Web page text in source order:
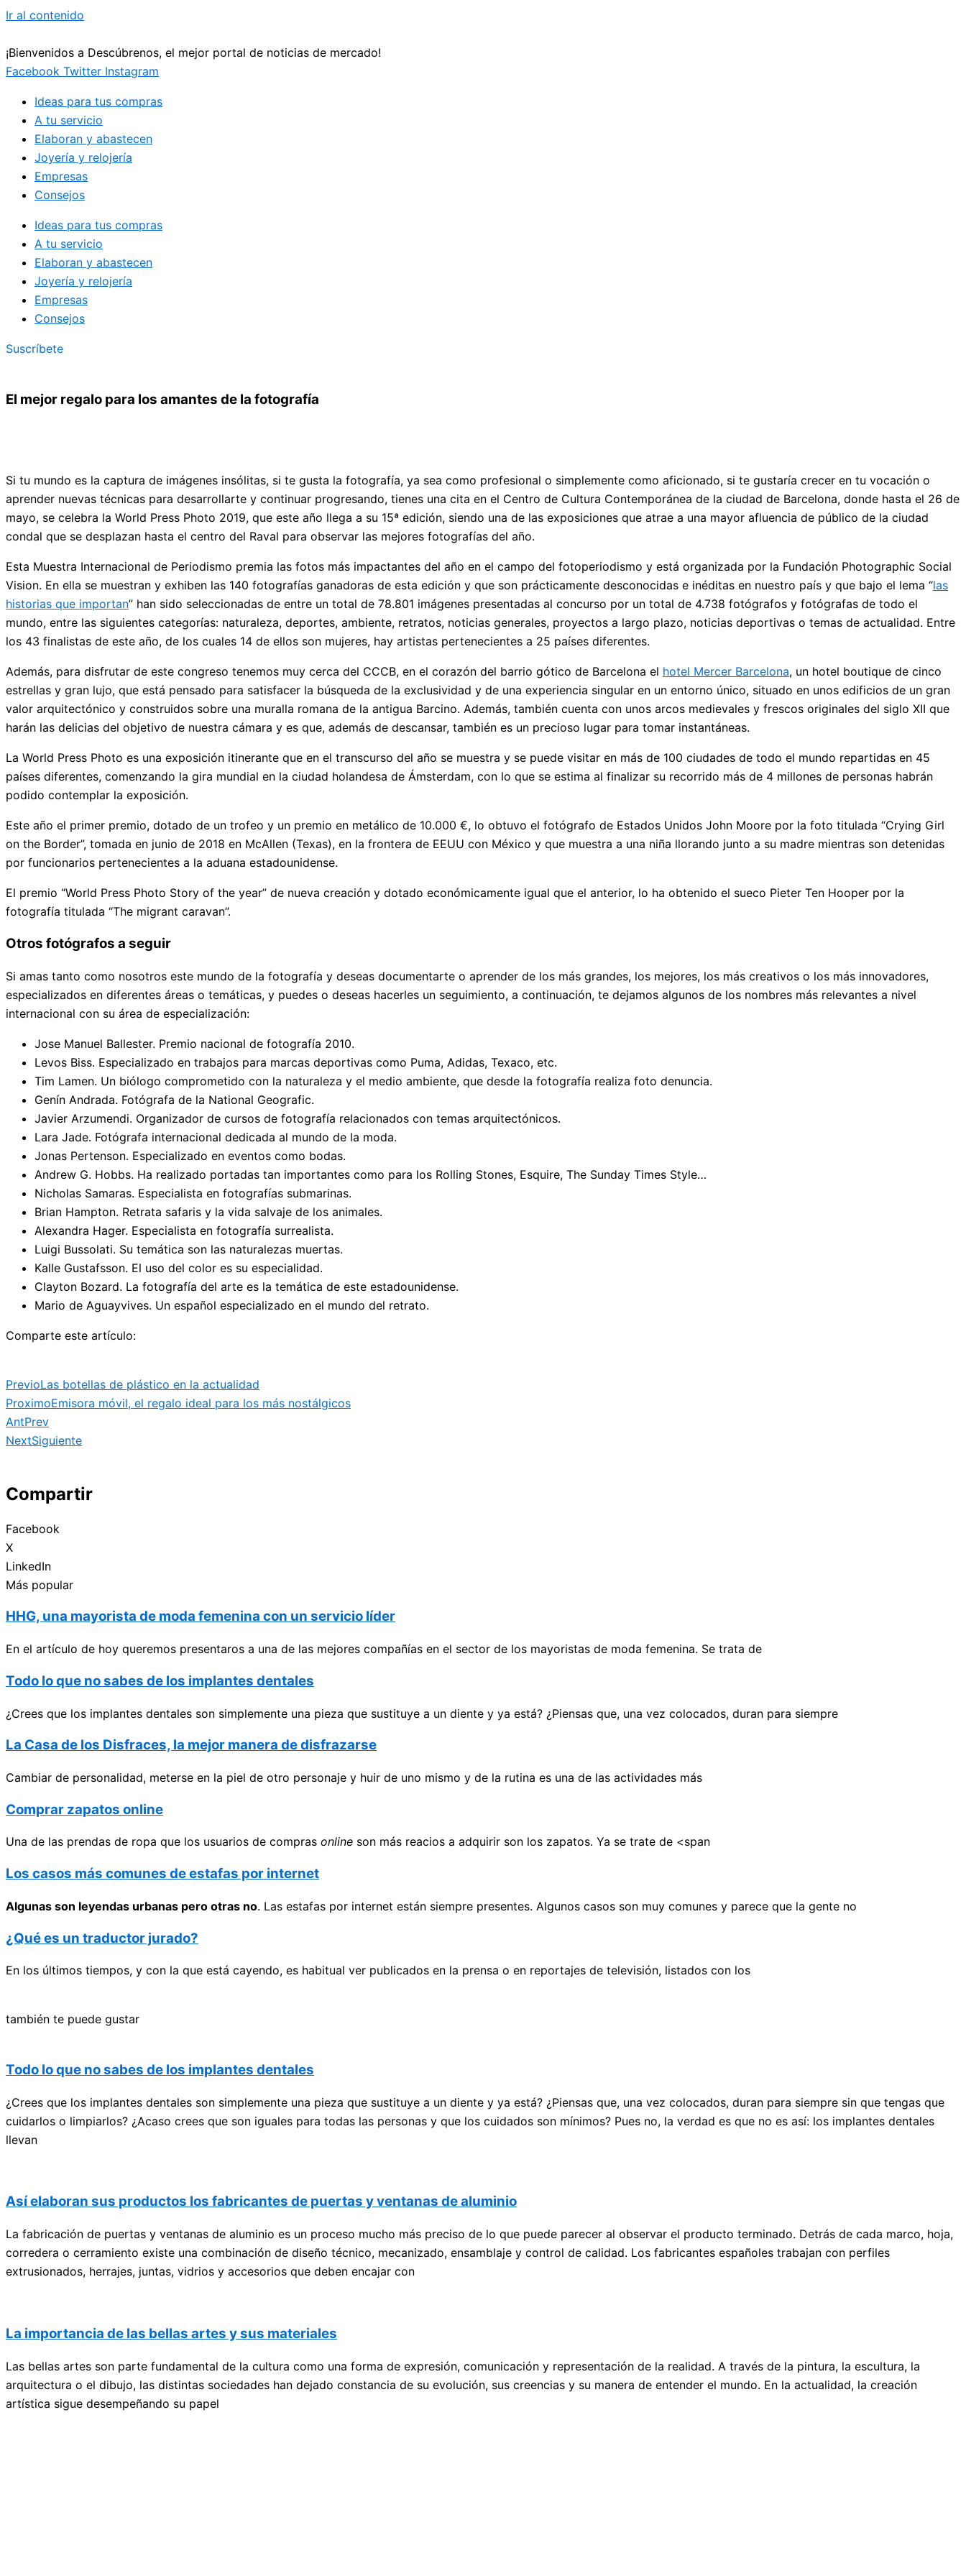
Ir al contenido
¡Bienvenidos a Descúbrenos, el mejor portal de noticias de mercado!
Facebook Twitter Instagram
Ideas para tus compras
A tu servicio
Elaboran y abastecen
Joyería y relojería
Empresas
Consejos
Ideas para tus compras
A tu servicio
Elaboran y abastecen
Joyería y relojería
Empresas
Consejos
Suscríbete
El mejor regalo para los amantes de la fotografía
Si tu mundo es la captura de imágenes insólitas, si te gusta la fotografía, ya sea como profesional o simplemente como aficionado, si te gustaría crecer en tu vocación o
aprender nuevas técnicas para desarrollarte y continuar progresando, tienes una cita en el Centro de Cultura Contemporánea de la ciudad de Barcelona, donde hasta el 26 de
mayo, se celebra la World Press Photo 2019, que este año llega a su 15ª edición, siendo una de las exposiciones que atrae a una mayor afluencia de público de la ciudad
condal que se desplazan hasta el centro del Raval para observar las mejores fotografías del año.
Esta Muestra Internacional de Periodismo premia las fotos más impactantes del año en el campo del fotoperiodismo y está organizada por la Fundación Photographic Social
Vision. En ella se muestran y exhiben las 140 fotografías ganadoras de esta edición y que son prácticamente desconocidas e inéditas en nuestro país y que bajo el lema “las
historias que importan” han sido seleccionadas de entre un total de 78.801 imágenes presentadas al concurso por un total de 4.738 fotógrafos y fotógrafas de todo el
mundo, entre las siguientes categorías: naturaleza, deportes, ambiente, retratos, noticias generales, proyectos a largo plazo, noticias deportivas o temas de actualidad. Entre
los 43 finalistas de este año, de los cuales 14 de ellos son mujeres, hay artistas pertenecientes a 25 países diferentes.
Además, para disfrutar de este congreso tenemos muy cerca del CCCB, en el corazón del barrio gótico de Barcelona el hotel Mercer Barcelona, un hotel boutique de cinco
estrellas y gran lujo, que está pensado para satisfacer la búsqueda de la exclusividad y de una experiencia singular en un entorno único, situado en unos edificios de un gran
valor arquitectónico y construidos sobre una muralla romana de la antigua Barcino. Además, también cuenta con unos arcos medievales y frescos originales del siglo XII que
harán las delicias del objetivo de nuestra cámara y es que, además de descansar, también es un precioso lugar para tomar instantáneas.
La World Press Photo es una exposición itinerante que en el transcurso del año se muestra y se puede visitar en más de 100 ciudades de todo el mundo repartidas en 45
países diferentes, comenzando la gira mundial en la ciudad holandesa de Ámsterdam, con lo que se estima al finalizar su recorrido más de 4 millones de personas habrán
podido contemplar la exposición.
Este año el primer premio, dotado de un trofeo y un premio en metálico de 10.000 €, lo obtuvo el fotógrafo de Estados Unidos John Moore por la foto titulada “Crying Girl
on the Border”, tomada en junio de 2018 en McAllen (Texas), en la frontera de EEUU con México y que muestra a una niña llorando junto a su madre mientras son detenidas
por funcionarios pertenecientes a la aduana estadounidense.
El premio “World Press Photo Story of the year” de nueva creación y dotado económicamente igual que el anterior, lo ha obtenido el sueco Pieter Ten Hooper por la
fotografía titulada “The migrant caravan”.
Otros fotógrafos a seguir
Si amas tanto como nosotros este mundo de la fotografía y deseas documentarte o aprender de los más grandes, los mejores, los más creativos o los más innovadores,
especializados en diferentes áreas o temáticas, y puedes o deseas hacerles un seguimiento, a continuación, te dejamos algunos de los nombres más relevantes a nivel
internacional con su área de especialización:
Jose Manuel Ballester. Premio nacional de fotografía 2010.
Levos Biss. Especializado en trabajos para marcas deportivas como Puma, Adidas, Texaco, etc.
Tim Lamen. Un biólogo comprometido con la naturaleza y el medio ambiente, que desde la fotografía realiza foto denuncia.
Genín Andrada. Fotógrafa de la National Geografic.
Javier Arzumendi. Organizador de cursos de fotografía relacionados con temas arquitectónicos.
Lara Jade. Fotógrafa internacional dedicada al mundo de la moda.
Jonas Pertenson. Especializado en eventos como bodas.
Andrew G. Hobbs. Ha realizado portadas tan importantes como para los Rolling Stones, Esquire, The Sunday Times Style…
Nicholas Samaras. Especialista en fotografías submarinas.
Brian Hampton. Retrata safaris y la vida salvaje de los animales.
Alexandra Hager. Especialista en fotografía surrealista.
Luigi Bussolati. Su temática son las naturalezas muertas.
Kalle Gustafsson. El uso del color es su especialidad.
Clayton Bozard. La fotografía del arte es la temática de este estadounidense.
Mario de Aguayvives. Un español especializado en el mundo del retrato.
Comparte este artículo:
PrevioLas botellas de plástico en la actualidad
ProximoEmisora móvil, el regalo ideal para los más nostálgicos
AntPrev
NextSiguiente
Compartir
Facebook
X
LinkedIn
Más popular
HHG, una mayorista de moda femenina con un servicio líder
En el artículo de hoy queremos presentaros a una de las mejores compañías en el sector de los mayoristas de moda femenina. Se trata de
Todo lo que no sabes de los implantes dentales
¿Crees que los implantes dentales son simplemente una pieza que sustituye a un diente y ya está? ¿Piensas que, una vez colocados, duran para siempre
La Casa de los Disfraces, la mejor manera de disfrazarse
Cambiar de personalidad, meterse en la piel de otro personaje y huir de uno mismo y de la rutina es una de las actividades más
Comprar zapatos online
Una de las prendas de ropa que los usuarios de compras online son más reacios a adquirir son los zapatos. Ya se trate de <span
Los casos más comunes de estafas por internet
Algunas son leyendas urbanas pero otras no. Las estafas por internet están siempre presentes. Algunos casos son muy comunes y parece que la gente no
¿Qué es un traductor jurado?
En los últimos tiempos, y con la que está cayendo, es habitual ver publicados en la prensa o en reportajes de televisión, listados con los
también te puede gustar
Todo lo que no sabes de los implantes dentales
¿Crees que los implantes dentales son simplemente una pieza que sustituye a un diente y ya está? ¿Piensas que, una vez colocados, duran para siempre sin que tengas que
cuidarlos o limpiarlos? ¿Acaso crees que son iguales para todas las personas y que los cuidados son mínimos? Pues no, la verdad es que no es así: los implantes dentales
llevan
Así elaboran sus productos los fabricantes de puertas y ventanas de aluminio
La fabricación de puertas y ventanas de aluminio es un proceso mucho más preciso de lo que puede parecer al observar el producto terminado. Detrás de cada marco, hoja,
corredera o cerramiento existe una combinación de diseño técnico, mecanizado, ensamblaje y control de calidad. Los fabricantes españoles trabajan con perfiles
extrusionados, herrajes, juntas, vidrios y accesorios que deben encajar con
La importancia de las bellas artes y sus materiales
Las bellas artes son parte fundamental de la cultura como una forma de expresión, comunicación y representación de la realidad. A través de la pintura, la escultura, la
arquitectura o el dibujo, las distintas sociedades han dejado constancia de su evolución, sus creencias y su manera de entender el mundo. En la actualidad, la creación
artística sigue desempeñando su papel